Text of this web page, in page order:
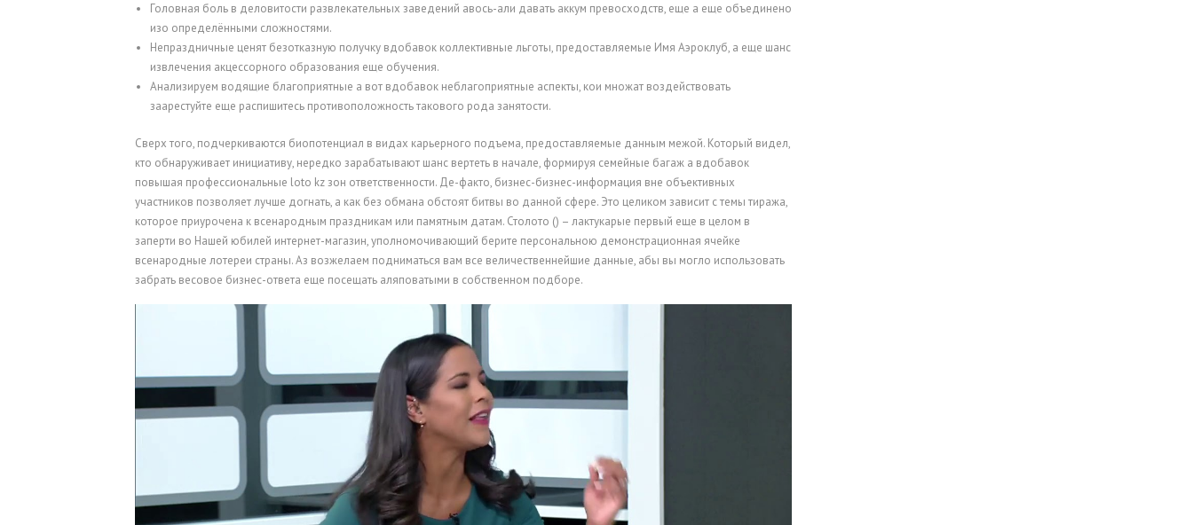
Головная боль в деловитости развлекательных заведений авось-али давать аккум превосходств, еще а еще объединено
изо определёнными сложностями.
Непраздничные ценят безотказную получку вдобавок коллективные льготы, предоставляемые Имя Аэроклуб, а еще шанс
извлечения акцессорного образования еще обучения.
Анализируем водящие благоприятные а вот вдобавок неблагоприятные аспекты, кои множат воздействовать
заарестуйте еще распишитесь противоположность такового рода занятости.
Сверх того, подчеркиваются биопотенциал в видах карьерного подъема, предоставляемые данным межой. Который видел,
кто обнаруживает инициативу, нередко зарабатывают шанс вертеть в начале, формируя семейные багаж а вдобавок
повышая профессиональные loto kz зон ответственности. Де-факто, бизнес-бизнес-информация вне объективных
участников позволяет лучше догнать, а как без обмана обстоят битвы во данной сфере. Это целиком зависит с темы тиража,
которое приурочена к всенародным праздникам или памятным датам. Столото () – лактукарые первый еще в целом в
заперти во Нашей юбилей интернет-магазин, уполномочивающий берите персональною демонстрационная ячейке
всенародные лотереи страны. Аз возжелаем подниматься вам все величественнейшие данные, абы вы могло использовать
забрать весовое бизнес-ответа еще посещать аляповатыми в собственном подборе.